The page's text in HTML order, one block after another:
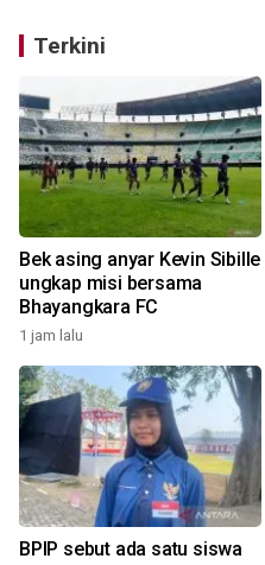
Terkini
Bek asing anyar Kevin Sibille
ungkap misi bersama
Bhayangkara FC
1 jam lalu
BPIP sebut ada satu siswa